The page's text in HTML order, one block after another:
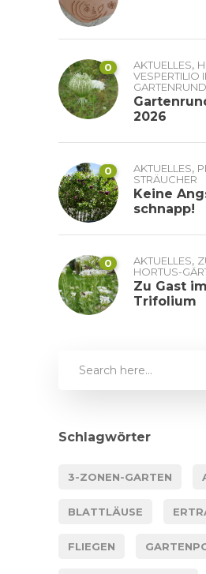
0 AKTUELLES,
VESPERTILIO
2026
0 AKTUELLES,
STRÄUCHER
Keine
schnapp!
0 AKTUELLES,
HORTUS-
Zu Gast
Trifolium
Schlagwörter
3-ZONEN-GARTEN
BLATTLÄUSE
FLIEGEN